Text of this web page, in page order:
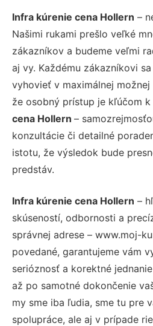
Infra kúrenie cena Hollern –
Našimi rukami prešlo veľké
zákazníkov a budeme veľmi
aj vy. Každému zákazníkovi
vyhovieť v maximálnej
že osobný prístup je kľúčom k
cena Hollern –
konzultácie či detailné
istotu, že výsledok bude
predstáv.
Infra kúrenie cena Hollern –
skúseností, odbornosti a
správnej adrese – www.moj-
povedané, garantujeme vám
serióznosť a korektné
až po samotné dokončenie
my sme iba ľudia, sme tu pre
spolupráce, ale aj v prípade